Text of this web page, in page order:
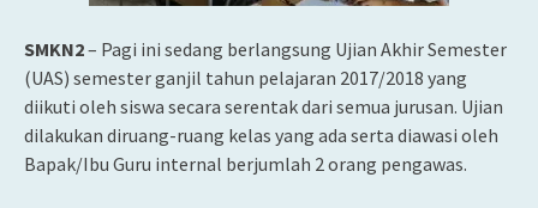
SMKN2– Pagi ini sedang berlangsung Ujian Akhir Semester
(UAS) semester ganjil tahun pelajaran 2017/2018 yang
diikuti oleh siswa secara serentak dari semua jurusan. Ujian
dilakukan diruang-ruang kelas yang ada serta diawasi oleh
Bapak/Ibu Guru internal berjumlah 2 orang pengawas.